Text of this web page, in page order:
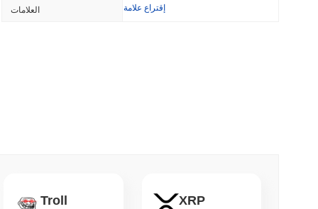
باحثو إيثيريوم يريدون حرق مكافآت المدققين للحد من الرهان عند 50%
العلامات إقتراع علامة
Troll XRP